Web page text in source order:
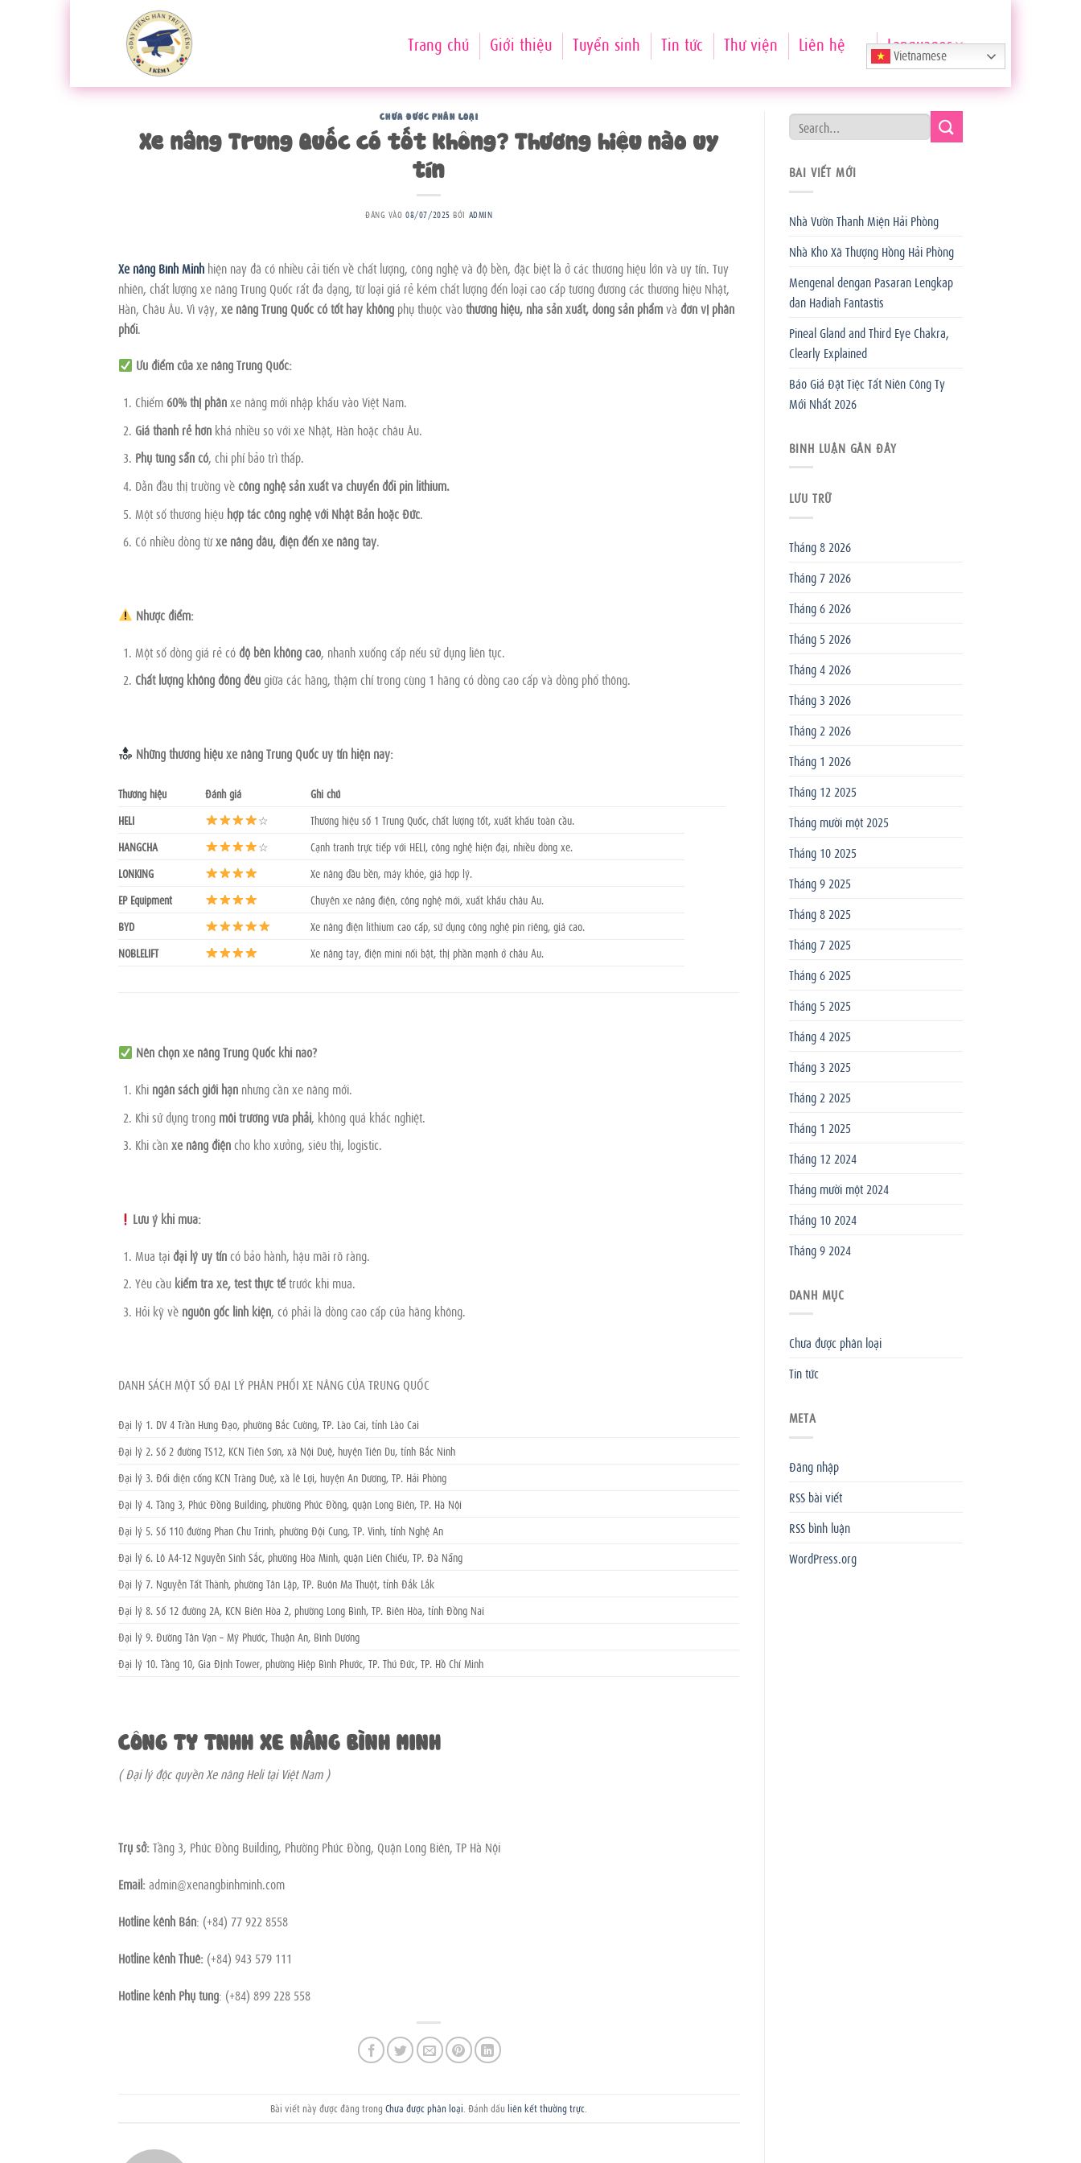
Trang chủ Giới thiệu Tuyển sinh Tin tức Thư viện Liên hệ Vietnamese
Languages
CHƯA ĐƯỢC PHÂN LOẠI
Xe nâng Trung Quốc có tốt không? Thương hiệu nào uy
tín
ĐĂNG VÀO08/07/2025 BỞI ADMIN
Xe nâng Bình Minh hiện nay đã có nhiều cải tiến về chất lượng, công nghệ và độ bền, đặc biệt là ở các thương hiệu lớn và uy tín. Tuy
nhiên, chất lượng xe nâng Trung Quốc rất đa dạng, từ loại giá rẻ kém chất lượng đến loại cao cấp tương đương các thương hiệu Nhật,
Hàn, Châu Âu. Vì vậy, xe nâng Trung Quốc có tốt hay không phụ thuộc vàothương hiệu, nhà sản xuất, dòng sản phẩmvà đơn vị phân
phối.
Ưu điểm của xe nâng Trung Quốc:
Chiếm60%thị phầnxe nâng mới nhập khẩu vào Việt Nam.
Giá thành rẻ hơnkhá nhiều so với xe Nhật, Hàn hoặc châu Âu.
Phụ tùng sẵn có, chi phí bảo trì thấp.
Dẫn đầu thị trường vềcông nghệ sản xuất và chuyển đổi pin lithium.
Một số thương hiệu hợp tác công nghệ với Nhật Bản hoặc Đức.
Có nhiều dòng từxe nâng dầu, điện đến xe nâng tay.
Nhược điểm:
Một số dòng giá rẻ cóđộ bền không cao, nhanh xuống cấp nếu sử dụng liên tục.
Chất lượng không đồng đềugiữa các hãng, thậm chí trong cùng 1 hãng có dòng cao cấp và dòng phổ thông.
Những thương hiệu xe nâng Trung Quốc uy tín hiện nay:
Thương hiệu Đánh giá
Ghi chú
HELI
☆
Thương hiệu số 1 Trung Quốc, chất lượng tốt, xuất khẩu toàn cầu.
HANGCHA
☆
Cạnh tranh trực tiếp với HELI, công nghệ hiện đại, nhiều dòng xe.
LONKING
Xe nâng dầu bền, máy khỏe, giá hợp lý.
EP Equipment
Chuyên xe nâng điện, công nghệ mới, xuất khẩu châu Âu.
BYD
Xe nâng điện lithium cao cấp, sử dụng công nghệ pin riêng, giá cao.
NOBLELIFT
Xe nâng tay, điện mini nổi bật, thị phần mạnh ở châu Âu.
Nên chọn xe nâng Trung Quốc khi nào?
Khi ngân sách giới hạnnhưng cần xe nâng mới.
Khi sử dụng trong môi trường vừa phải, không quá khắc nghiệt.
Khi cầnxe nâng điệncho kho xưởng, siêu thị, logistic.
Lưu ý khi mua:
Mua tạiđại lý uy tíncó bảo hành, hậu mãi rõ ràng.
Yêu cầu kiểm tra xe, test thực tếtrước khi mua.
Hỏi kỹ về nguồn gốc linh kiện, có phải là dòng cao cấp của hãng không.
DANH SÁCH MỘT SỐ ĐẠI LÝ PHÂN PHỐI XE NÂNG CỦA TRUNG QUỐC
Đại lý 1. DV 4 Trần Hưng Đạo, phường Bắc Cường, TP. Lào Cai, tỉnh Lào Cai
Đại lý 2. Số 2 đường TS12, KCN Tiên Sơn, xã Nội Duệ, huyện Tiên Du, tỉnh Bắc Ninh
Đại lý 3. Đối diện cổng KCN Tràng Duệ, xã lê Lợi, huyện An Dương, TP. Hải Phòng
Đại lý 4. Tầng 3, Phúc Đồng Building, phường Phúc Đồng, quận Long Biên, TP. Hà Nội
Đại lý 5. Số 110 đường Phan Chu Trinh, phường Đội Cung, TP. Vinh, tỉnh Nghệ An
Đại lý 6. Lô A4-12 Nguyễn Sinh Sắc, phường Hòa Minh, quận Liên Chiểu, TP. Đà Nẵng
Đại lý 7. Nguyễn Tất Thành, phường Tân Lập, TP. Buôn Ma Thuột, tỉnh Đắk Lắk
Đại lý 8. Số 12 đường 2A, KCN Biên Hòa 2, phường Long Bình, TP. Biên Hòa, tỉnh Đồng Nai
Đại lý 9. Đường Tân Vạn – Mỹ Phước, Thuận An, Bình Dương
Đại lý 10. Tầng 10, Gia Định Tower, phường Hiệp Bình Phước, TP. Thủ Đức, TP. Hồ Chí Minh
CÔNG TY TNHH XE NÂNG BÌNH MINH
( Đại lý độc quyền Xe nâng Heli tại Việt Nam )
Trụ sở:Tầng 3, Phúc Đồng Building, Phường Phúc Đồng, Quận Long Biên, TP Hà Nội
Email:admin@xenangbinhminh.com
Hotline kênh Bán: (+84) 77 922 8558
Hotline kênh Thuê: (+84) 943 579 111
Hotline kênh Phụ tùng: (+84) 899 228 558
Bài viết này được đăng trongChưa được phân loại . Đánh dấuliên kết thường trực
BÀI VIẾT MỚI
Nhà Vườn Thanh Miện Hải Phòng
Nhà Kho Xã Thượng Hồng Hải Phòng
Mengenal dengan Pasaran Lengkap
dan Hadiah Fantastis
Pineal Gland and Third Eye Chakra,
Clearly Explained
Báo Giá Đặt Tiệc Tất Niên Công Ty
Mới Nhất 2026
BÌNH LUẬN GẦN ĐÂY
LƯU TRỮ
Tháng 8 2026
Tháng 7 2026
Tháng 6 2026
Tháng 5 2026
Tháng 4 2026
Tháng 3 2026
Tháng 2 2026
Tháng 1 2026
Tháng 12 2025
Tháng mười một 2025
Tháng 10 2025
Tháng 9 2025
Tháng 8 2025
Tháng 7 2025
Tháng 6 2025
Tháng 5 2025
Tháng 4 2025
Tháng 3 2025
Tháng 2 2025
Tháng 1 2025
Tháng 12 2024
Tháng mười một 2024
Tháng 10 2024
Tháng 9 2024
DANH MỤC
Chưa được phân loại
Tin tức
META
Đăng nhập
RSS bài viết
RSS bình luận
WordPress.org